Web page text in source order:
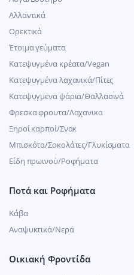
Αλλαντικά
Ορεκτικά
Έτοιμα γεύματα
Κατεψυγμένα κρέατα/Vegan
Kατεψυγμένα λαχανικά/Πίτες
Κατεψυγμενα ψάρια/Θαλλασινά
Φρεσκα φρουτα/Λαχανικα
Ξηροί καρποί/Σνακ
Μπισκότα/Σοκολάτες/Γλυκίσματα
Είδη πρωινού/Ροφήματα
Ποτά και Ροφήματα
Κάβα
Αναψυκτικά/Νερά
Οικιακή Φροντίδα